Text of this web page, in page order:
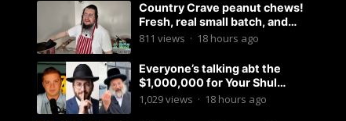
Country Crave peanut chews!
Fresh, real small batch, and
soft! – Status Island
811 views · 18 hours ago
Everyone’s talking abt the
$1,000,000 for Your Shul
Tosfos Yom Tov “No Talking by
1,029views · 18 hours ago